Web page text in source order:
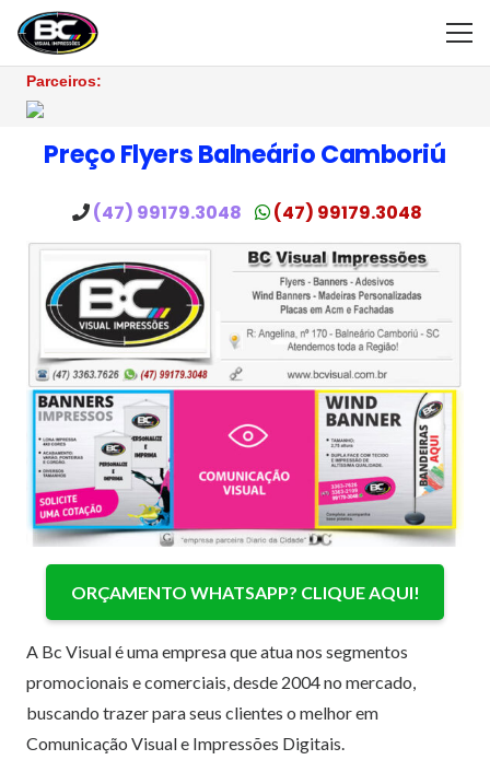
Parceiros:
Preço Flyers Balneário Camboriú
(47) 99179.3048 (47) 99179.3048
ORÇAMENTO WHATSAPP? CLIQUE AQUI!
A Bc Visual é uma empresa que atua nos segmentos
promocionais e comerciais, desde 2004 no mercado,
buscando trazer para seus clientes o melhor em
Comunicação Visual e Impressões Digitais.